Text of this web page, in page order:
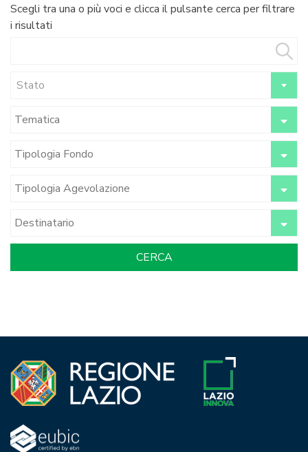
Scegli tra una o più voci e clicca il pulsante cerca per filtrare
i risultati
Stato